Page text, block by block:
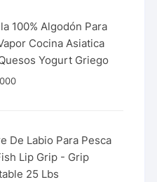
100% Algodón Para
Cocina Asiatica
Yogurt Griego
De Labio Para Pesca
Lip Grip - Grip
25 Lbs